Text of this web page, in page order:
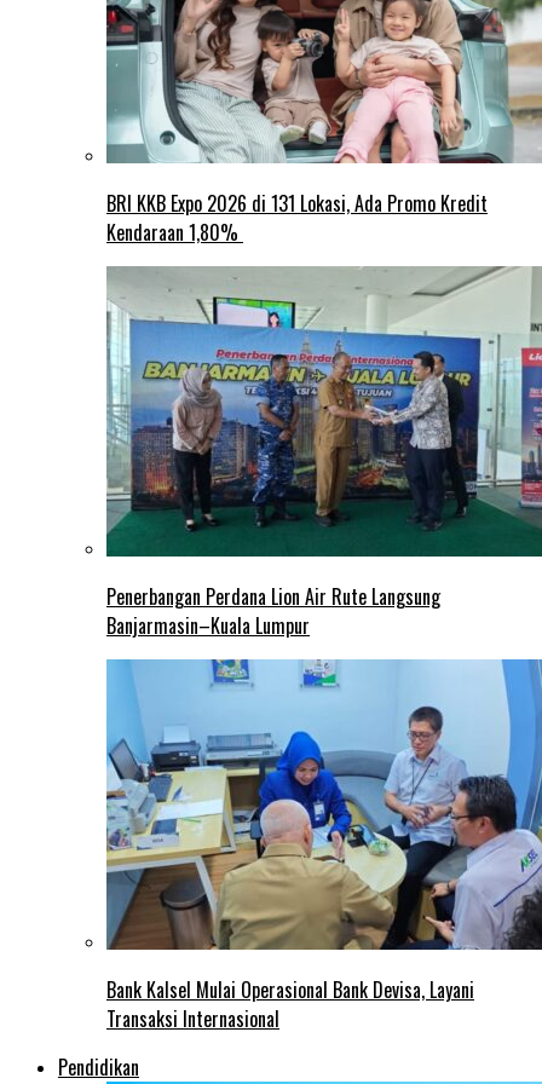
BRI KKB Expo 2026 di 131 Lokasi, Ada Promo Kredit
Kendaraan 1,80%
Penerbangan Perdana Lion Air Rute Langsung
Banjarmasin–Kuala Lumpur
Bank Kalsel Mulai Operasional Bank Devisa, Layani
Transaksi Internasional
Pendidikan